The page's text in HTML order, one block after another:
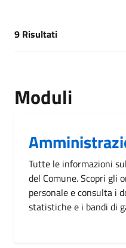
[results]
9 Risultati
Moduli
Tutte le informazioni
del Comune. Scopri gli
personale e consulta i
statistiche e i bandi di